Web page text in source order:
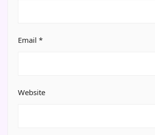
Email *
Website